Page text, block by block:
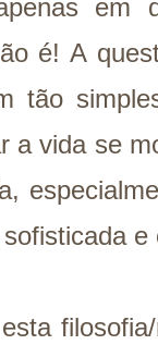
em
é! A
tão
a vida se